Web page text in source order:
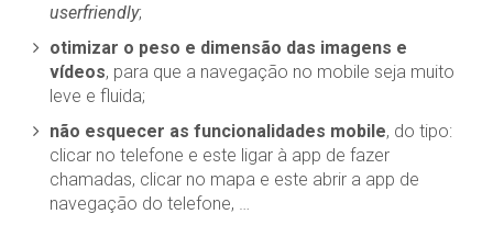
userfriendly;
otimizar o peso e dimensão das imagens e
vídeos, para que a navegação no mobile seja muito
leve e fluida;
não esquecer as funcionalidades mobile, do tipo:
clicar no telefone e este ligar à app de fazer
chamadas, clicar no mapa e este abrir a app de
navegação do telefone, …